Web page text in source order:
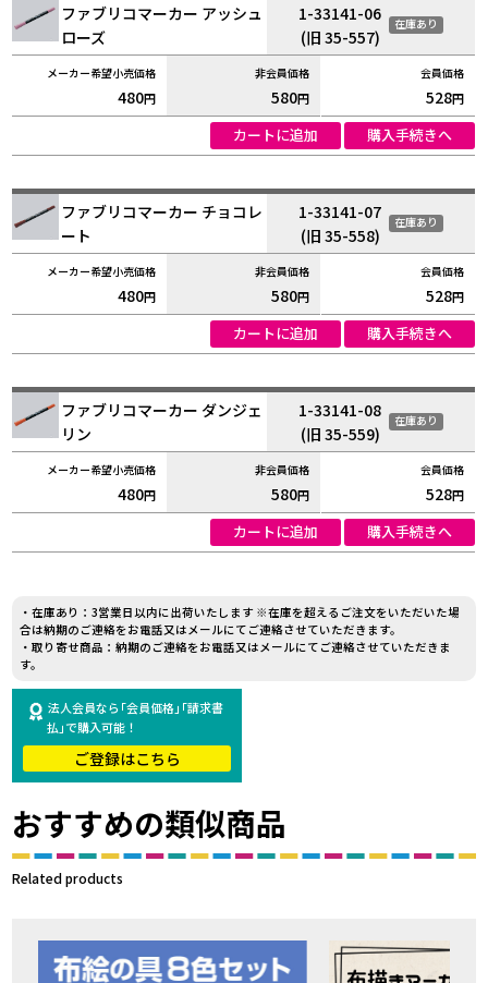
ファブリコマーカー アッシュ
ローズ
1-33141-06
(旧 35-557)
在庫あり
480円 580円 528円
カートに追加 購入手続きへ
ファブリコマーカー チョコレ
ート
1-33141-07
(旧 35-558)
在庫あり
480円 580円 528円
カートに追加 購入手続きへ
ファブリコマーカー ダンジェ
リン
1-33141-08
(旧 35-559)
在庫あり
480円 580円 528円
カートに追加 購入手続きへ
・在庫あり：3営業日以内に出荷いたします ※在庫を超えるご注文をいただいた場
合は納期のご連絡をお電話又はメールにてご連絡させていただきます。
・取り寄せ商品：納期のご連絡をお電話又はメールにてご連絡させていただきま
す。
法人会員なら｢会員価格｣｢請求書
払｣で購入可能！
ご登録はこちら
おすすめの類似商品
Related products